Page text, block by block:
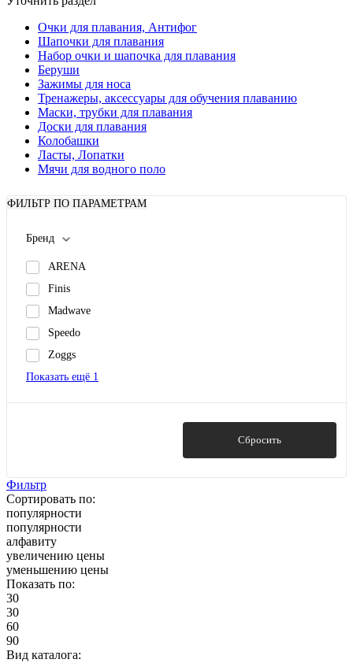
Очки для плавания, Антифог
Шапочки для плавания
Набор очки и шапочка для плавания
Беруши
Зажимы для носа
Тренажеры, аксессуары для обучения плаванию
Маски, трубки для плавания
Доски для плавания
Колобашки
Ласты, Лопатки
Мячи для водного поло
ФИЛЬТР ПО ПАРАМЕТРАМ
Бренд
ARENA
Finis
Madwave
Speedo
Zoggs
Показать ещё 1
Сбросить
Фильтр
Сортировать по:
популярности
популярности
алфавиту
увеличению цены
уменьшению цены
Показать по:
30
30
60
90
Вид каталога: